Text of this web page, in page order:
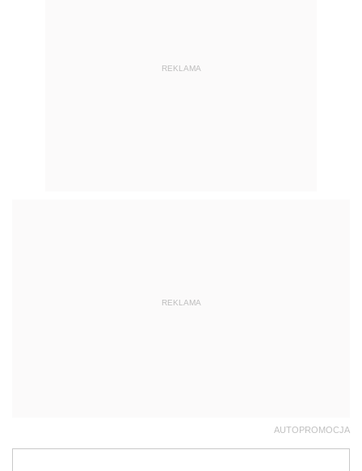
REKLAMA
REKLAMA
AUTOPROMOCJA